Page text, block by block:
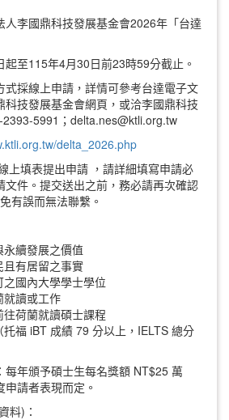
人李國鼎科技發展基金會2026年「台達
起至115年4月30日前23時59分截止。
式採線上申請，詳情可參考台達電子文
科技發展基金會網頁，或洽李國鼎科技
5991；delta.nes@ktli.org.tw
delta_2026.php
上填表提出申請 ，請詳細填寫申請必
文件。提交送出之前，務必請再次確認
有誤而無法聯繫。
續發展之價值
有居留之事實
國內大學學士學位
就讀或工作
荷蘭就讀碩士課程
福 iBT 成績 79 分以上，IELTS 總分
每年頒予碩士生每名獎額 NT$25 萬
請者表現而定。
料)：